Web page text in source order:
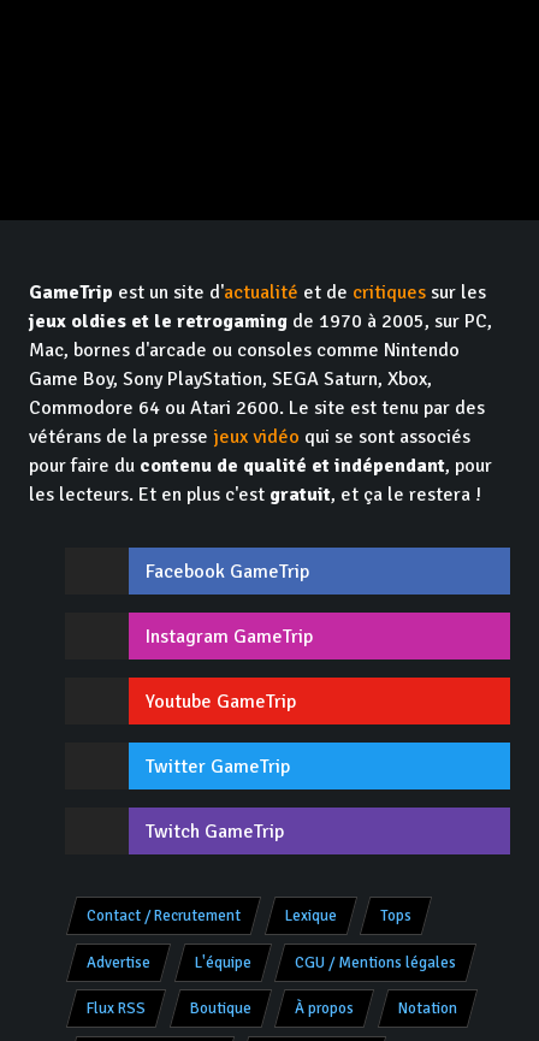
GameTrip est un site d'actualité et de critiques sur les
jeux oldies et le retrogaming de 1970 à 2005, sur PC,
Mac, bornes d'arcade ou consoles comme Nintendo
Game Boy, Sony PlayStation, SEGA Saturn, Xbox,
Commodore 64 ou Atari 2600. Le site est tenu par des
vétérans de la presse jeux vidéo qui se sont associés
pour faire du contenu de qualité et indépendant, pour
les lecteurs. Et en plus c'est gratuit, et ça le restera !
Facebook GameTrip
Instagram GameTrip
Youtube GameTrip
Twitter GameTrip
Twitch GameTrip
Contact / Recrutement Lexique Tops
Advertise L'équipe CGU / Mentions légales
Flux RSS Boutique À propos Notation